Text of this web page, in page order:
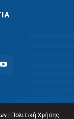
| Πολιτική Χρήσης